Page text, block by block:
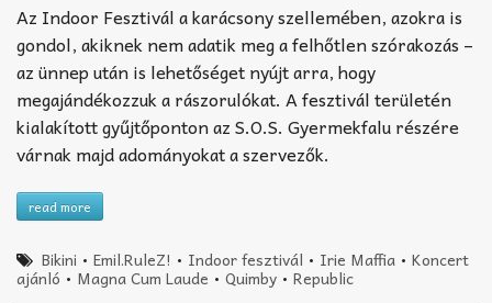
Az Indoor Fesztivál a karácsony szellemében, azokra is
gondol, akiknek nem adatik meg a felhőtlen szórakozás –
az ünnep után is lehetőséget nyújt arra, hogy
megajándékozzuk a rászorulókat. A fesztivál területén
kialakított gyűjtőponton az S.O.S. Gyermekfalu részére
várnak majd adományokat a szervezők.
read more
Bikini •Emil.RuleZ! • Indoor fesztivál • Irie Maffia •Koncert
ajánló • Magna Cum Laude • Quimby • Republic